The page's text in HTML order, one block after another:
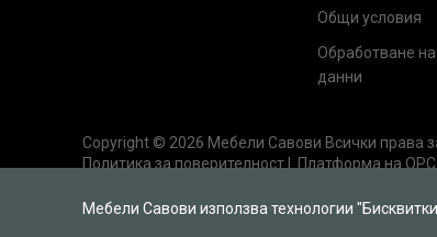
Общи условия
Обработване
данни
Copyright © 2026 Мебели Савови Всички права
Политика за поверителност
Платформа на ОРС
Мебели Савови използва технологии